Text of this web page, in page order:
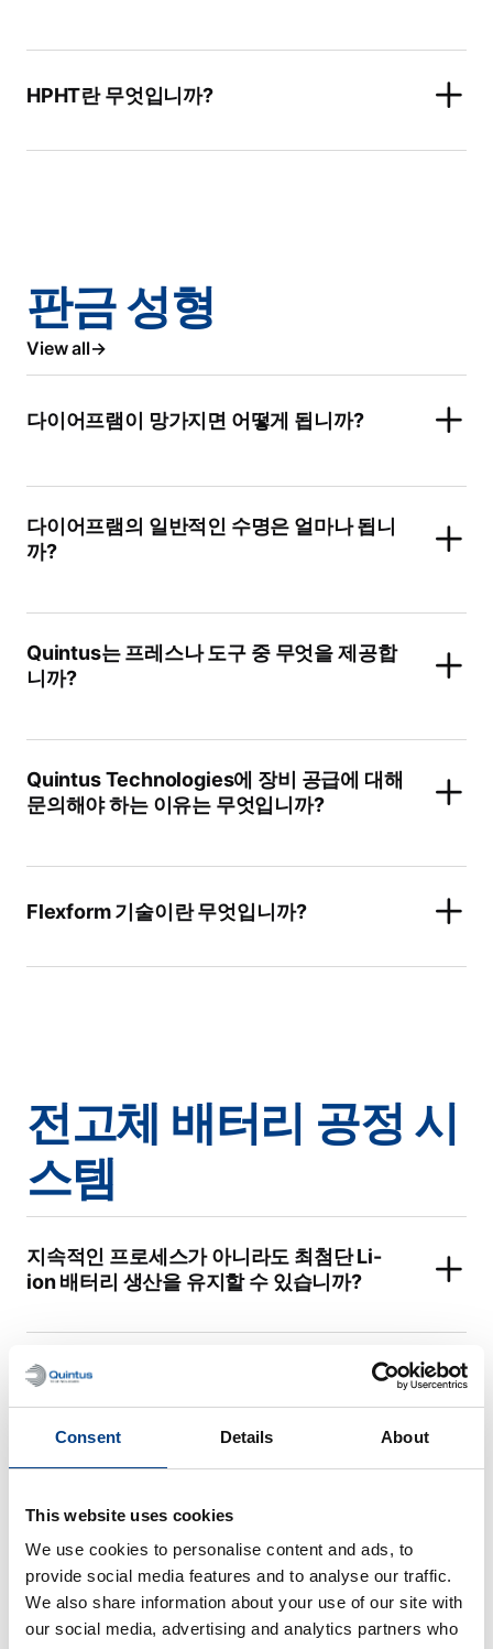
Consent Details About
This website uses cookies
We use cookies to personalise content and ads, to
provide social media features and to analyse our traffic.
We also share information about your use of our site with
our social media, advertising and analytics partners who
HPHT란 무엇입니까?
판금 성형
View all
다이어프램이 망가지면 어떻게 됩니까?
다이어프램의 일반적인 수명은 얼마나 됩니
까?
Quintus는 프레스나 도구 중 무엇을 제공합
니까?
Quintus Technologies에 장비 공급에 대해
문의해야 하는 이유는 무엇입니까?
Flexform 기술이란 무엇입니까?
전고체 배터리 공정 시
스템
지속적인 프로세스가 아니라도 최첨단 Li-
ion 배터리 생산을 유지할 수 있습니까?
식품 가공
High Pressure Processing 기술의 이점은
무엇입니까?